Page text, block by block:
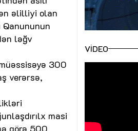
əlilliyi olan
ləğv
300
verərsə,
masi
görə 500
VIDEO